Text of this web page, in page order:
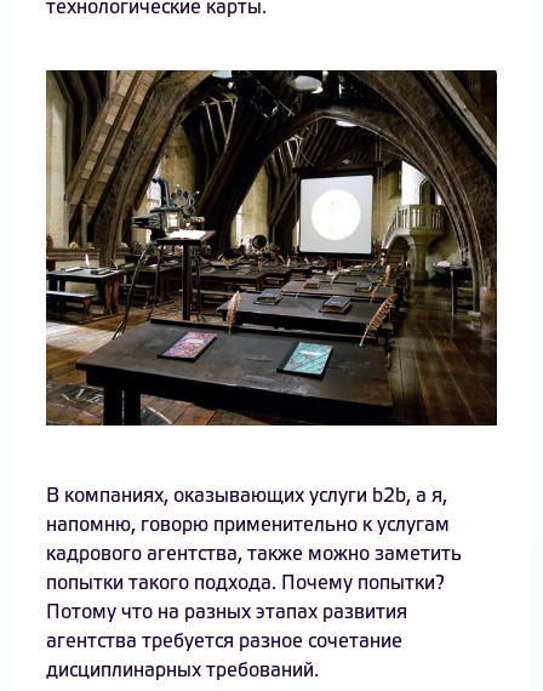
технологические карты.
В компаниях, оказывающих услуги b2b, а я,
напомню, говорю применительно к услугам
кадрового агентства, также можно заметить
попытки такого подхода. Почему попытки?
Потому что на разных этапах развития
агентства требуется разное сочетание
дисциплинарных требований.